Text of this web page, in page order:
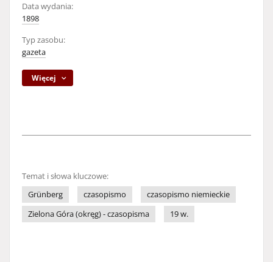
Data wydania:
1898
Typ zasobu:
gazeta
Więcej
Temat i słowa kluczowe:
Grünberg
czasopismo
czasopismo niemieckie
Zielona Góra (okręg) - czasopisma
19 w.